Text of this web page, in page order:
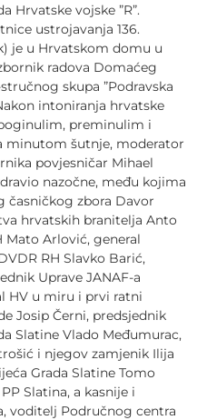
Hrvatske vojske ”R”.
ustrojavanja 136.
je u Hrvatskom domu u
radova Domaćeg
skupa ”Podravska
intoniranja hrvatske
preminulim i
minutom šutnje, moderator
povjesničar Mihael
nazočne, među kojima
časničkog zbora Davor
hrvatskih branitelja Anto
Mato Arlović, general
RH Slavko Barić,
Uprave JANAF-a
HV u miru i prvi ratni
Josip Černi, predsjednik
Slatine Vlado Međumurac,
i njegov zamjenik Ilija
Grada Slatine Tomo
Slatina, a kasnije i
voditelj Područnog centra